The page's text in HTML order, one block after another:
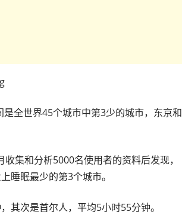
全世界45个城市中第3少的城市，东京和
集和分析5000名使用者的资料后发现，
睡眠最少的第3个城市。
其次是首尔人，平均5小时55分钟。